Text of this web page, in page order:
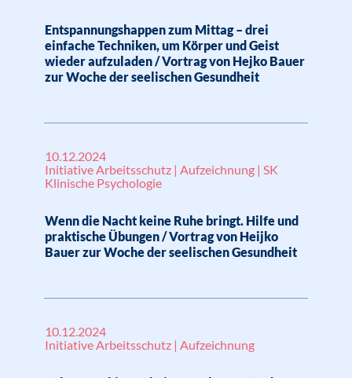
Entspannungshappen zum Mittag – drei
einfache Techniken, um Körper und Geist
wieder aufzuladen / Vortrag von Hejko Bauer
zur Woche der seelischen Gesundheit
10.12.2024
Initiative Arbeitsschutz | Aufzeichnung | SK
Klinische Psychologie
Wenn die Nacht keine Ruhe bringt. Hilfe und
praktische Übungen / Vortrag von Heijko
Bauer zur Woche der seelischen Gesundheit
10.12.2024
Initiative Arbeitsschutz | Aufzeichnung